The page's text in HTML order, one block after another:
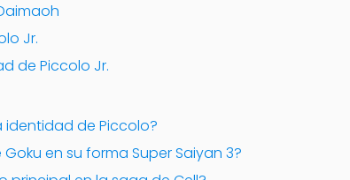
Jr.
de Piccolo Jr.
identidad de Piccolo?
en su forma Super Saiyan 3?